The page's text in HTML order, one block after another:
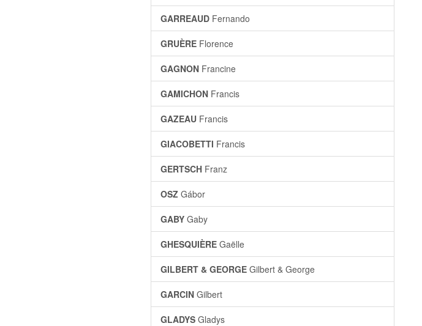
GARREAUD Fernando
GRUÈRE Florence
GAGNON Francine
GAMICHON Francis
GAZEAU Francis
GIACOBETTI Francis
GERTSCH Franz
OSZ Gábor
GABY Gaby
GHESQUIÈRE Gaëlle
GILBERT & GEORGE Gilbert & George
GARCIN Gilbert
GLADYS Gladys